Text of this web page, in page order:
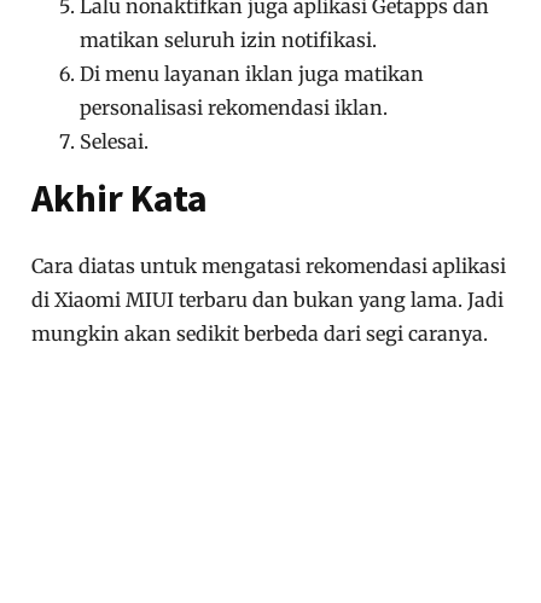
Lalu nonaktifkan juga aplikasi Getapps dan
matikan seluruh izin notifikasi.
Di menu layanan iklan juga matikan
personalisasi rekomendasi iklan.
Selesai.
Akhir Kata
Cara diatas untuk mengatasi rekomendasi aplikasi
di Xiaomi MIUI terbaru dan bukan yang lama. Jadi
mungkin akan sedikit berbeda dari segi caranya.